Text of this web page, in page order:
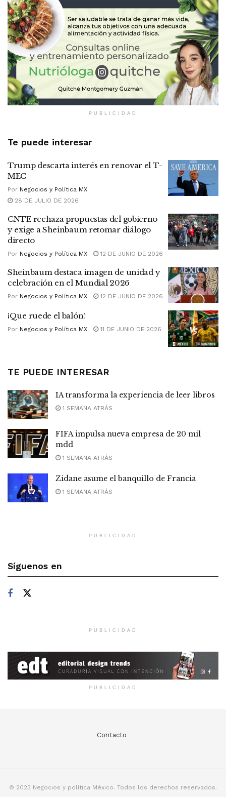
PUBLICIDAD
Te puede interesar
Trump descarta interés en renovar el T-
MEC
Por Negocios y Política MX
28 DE JULIO DE 2026
CNTE rechaza propuestas del gobierno
y exige a Sheinbaum retomar diálogo
directo
Por Negocios y Política MX 12 DE JUNIO DE 2026
Sheinbaum destaca imagen de unidad y
celebración en el Mundial 2026
Por Negocios y Política MX 12 DE JUNIO DE 2026
¡Que ruede el balón!
Por Negocios y Política MX 11 DE JUNIO DE 2026
TE PUEDE INTERESAR
IA transforma la experiencia de leer libros
1 SEMANA ATRÁS
FIFA impulsa nueva empresa de 20 mil
mdd
1 SEMANA ATRÁS
Zidane asume el banquillo de Francia
1 SEMANA ATRÁS
PUBLICIDAD
Síguenos en
PUBLICIDAD
PUBLICIDAD
Contacto
© 2023 Negocios y política México. Todos los derechos reservados.